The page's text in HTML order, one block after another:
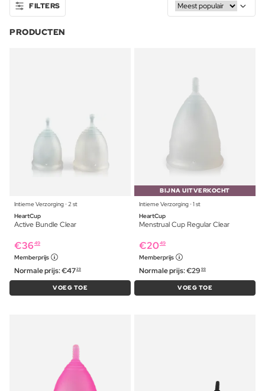
FILTERS
PRODUCTEN
Intieme Verzorging ⋅ 2 st
HeartCup
Active Bundle Clear
€36 49
Memberprijs
Normale prijs:€4729
VOEG TOE
BIJNA UITVERKOCHT
Intieme Verzorging ⋅ 1 st
HeartCup
Menstrual Cup Regular Clear
€2049
Memberprijs
Normale prijs:€29 99
VOEG TOE